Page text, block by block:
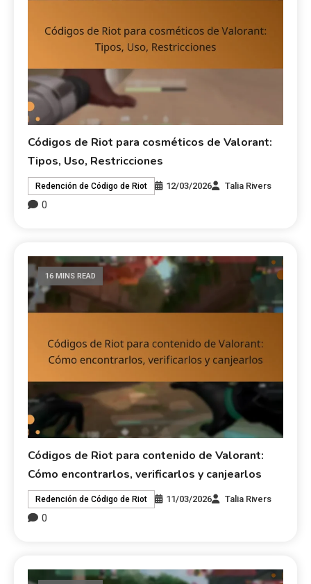
Códigos de Riot para cosméticos de Valorant:
Tipos, Uso, Restricciones
Redención de Código de Riot 12/03/2026 Talia Rivers
0
16 MINS READ
Códigos de Riot para contenido de Valorant:
Cómo encontrarlos, verificarlos y canjearlos
Redención de Código de Riot 11/03/2026 Talia Rivers
0